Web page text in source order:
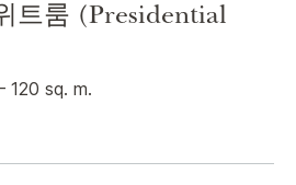
트룸 (Presidential
120 sq. m.